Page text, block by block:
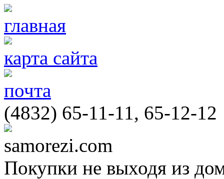
главная
карта сайта
почта
(4832) 65-11-11, 65-12-12
samorezi.com
Покупки не выходя из